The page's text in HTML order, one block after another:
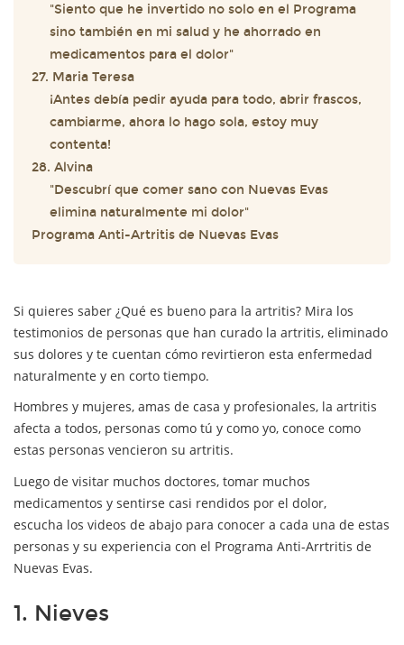
"Siento que he invertido no solo en el Programa
sino también en mi salud y he ahorrado en
medicamentos para el dolor"
27. Maria Teresa
¡Antes debía pedir ayuda para todo, abrir frascos,
cambiarme, ahora lo hago sola, estoy muy
contenta!
28. Alvina
"Descubrí que comer sano con Nuevas Evas
elimina naturalmente mi dolor"
Programa Anti-Artritis de Nuevas Evas
Si quieres saber ¿Qué es bueno para la artritis? Mira los
testimonios de personas que han curado la artritis, eliminado
sus dolores y te cuentan cómo revirtieron esta enfermedad
naturalmente y en corto tiempo.
Hombres y mujeres, amas de casa y profesionales, la artritis
afecta a todos, personas como tú y como yo, conoce como
estas personas vencieron su artritis.
Luego de visitar muchos doctores, tomar muchos
medicamentos y sentirse casi rendidos por el dolor,
escucha los videos de abajo para conocer a cada una de estas
personas y su experiencia con el Programa Anti-Arrtritis de
Nuevas Evas.
1. Nieves